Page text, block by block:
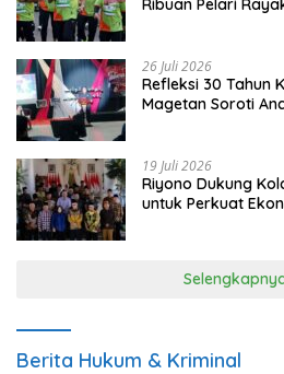
Ribuan Pelari
26 Juli 2026
Refleksi 30 Tahun
Magetan Soroti
19 Juli 2026
Riyono Dukung
untuk Perkuat
Berita Hukum & Kriminal